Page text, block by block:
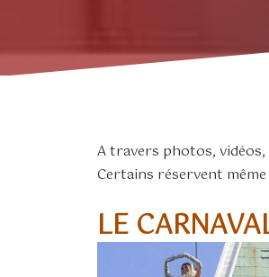
A travers photos, vidéos,
Certains réservent
LE